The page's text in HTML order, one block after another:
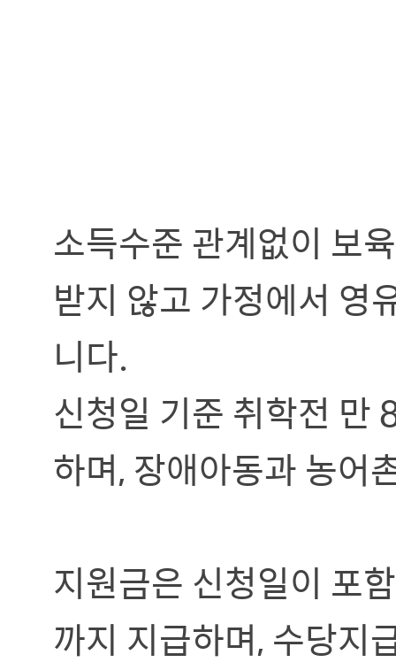
소득수준 관계없이 보
받지 않고 가정에서 영
니다.
신청일 기준 취학전 만
하며, 장애아동과 농어
지원금은 신청일이 포
까지 지급하며, 수당지